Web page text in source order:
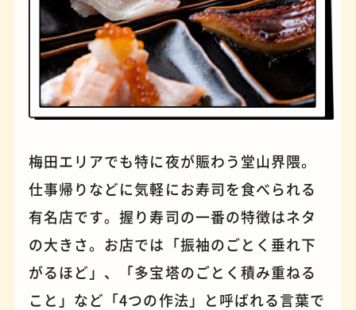
梅田エリアでも特に夜が賑わう堂山界隈。
仕事帰りなどに気軽にお寿司を食べられる
有名店です。握り寿司の一番の特徴はネタ
の大きさ。お店では「振袖のごとく垂れ下
がるほど」、「多宝塔のごとく積み重ねる
こと」など「4つの作法」と呼ばれる言葉で